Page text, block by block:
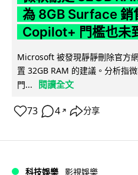
為 8GB Surface 銷
Copilot+ 門檻也未
Microsoft 被發現靜靜刪除官方
置 32GB RAM 的建議。分析指
門...
閱讀全文
73 4 ↗ 分享
科技娛樂 影視娛樂